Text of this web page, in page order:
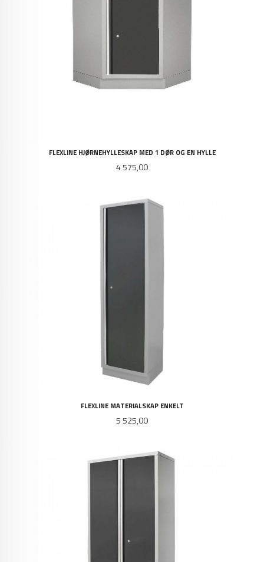
FLEXLINE HJØRNEHYLLESKAP MED 1 DØR OG EN HYLLE
Pris
4 575,00
FLEXLINE MATERIALSKAP ENKELT
Pris
5 525,00